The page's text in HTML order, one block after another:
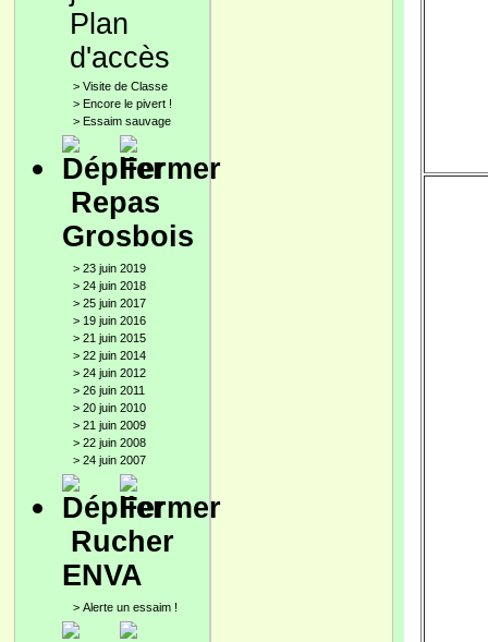
Plan
d'accès
> Visite de Classe
> Encore le pivert !
> Essaim sauvage
Repas
Grosbois
> 23 juin 2019
> 24 juin 2018
> 25 juin 2017
> 19 juin 2016
> 21 juin 2015
> 22 juin 2014
> 24 juin 2012
> 26 juin 2011
> 20 juin 2010
> 21 juin 2009
> 22 juin 2008
> 24 juin 2007
Rucher
ENVA
> Alerte un essaim !